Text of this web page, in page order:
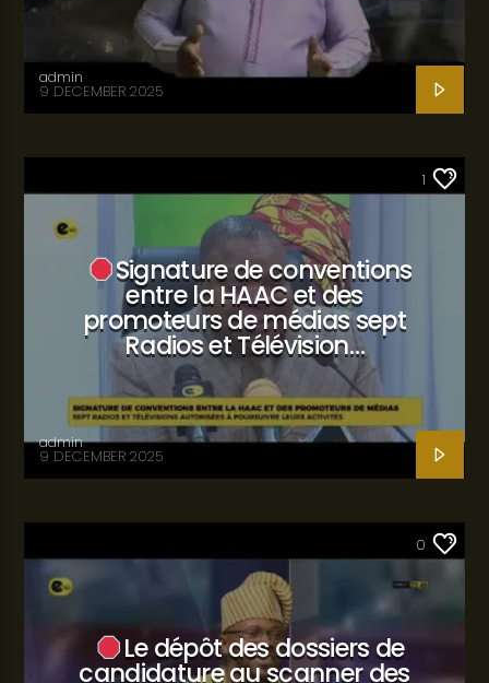
admin
9 DECEMBER 2025
1
Signature de conventions
entre la HAAC et des
promoteurs de médias sept
Radios et Télévision…
admin
9 DECEMBER 2025
0
Le dépôt des dossiers de
candidature au scanner des